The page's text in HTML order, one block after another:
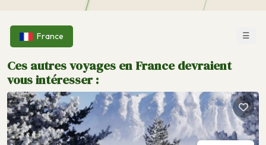
France ☰
Ces autres voyages en France devraient
vous intéresser :